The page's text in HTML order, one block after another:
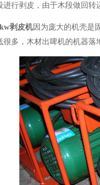
进行剥皮，由于木段做回转
剥皮机因为庞大的机壳是
很多，木材出啤机的机器落